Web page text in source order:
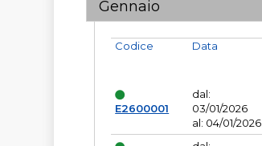
Gennaio
Codice
E2600001
Data
dal:
03/01/2026
al: 04/01/2026